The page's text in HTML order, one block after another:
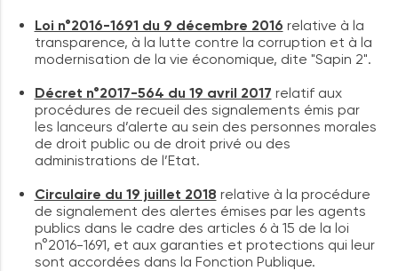
Loi n°2016-1691 du 9 décembre 2016 relative à la
transparence, à la lutte contre la corruption et à la
modernisation de la vie économique, dite "Sapin 2".
Décret n°2017-564 du 19 avril 2017 relatif aux
procédures de recueil des signalements émis par
les lanceurs d’alerte au sein des personnes morales
de droit public ou de droit privé ou des
administrations de l’Etat.
Circulaire du 19 juillet 2018 relative à la procédure
de signalement des alertes émises par les agents
publics dans le cadre des articles 6 à 15 de la loi
n°2016-1691, et aux garanties et protections qui leur
sont accordées dans la Fonction Publique.